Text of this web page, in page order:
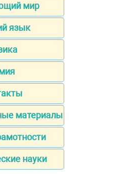
мир
язык
материалы
науки